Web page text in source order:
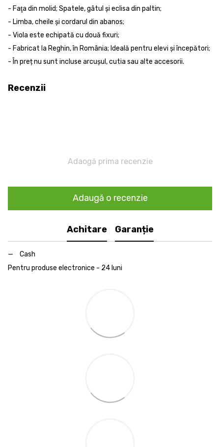
- Faţa din molid; Spatele, gâtul şi eclisa din paltin;
- Limba, cheile și cordarul din abanos;
- Viola este echipată cu două fixuri;
- Fabricat la Reghin, în România; Ideală pentru elevi și începători;
- În preț nu sunt incluse arcușul, cutia sau alte accesorii.
Recenzii
Adaogă prima recenzie
Adaugă o recenzie
Achitare Garanție
Cash
Pentru produse electronice - 24 luni